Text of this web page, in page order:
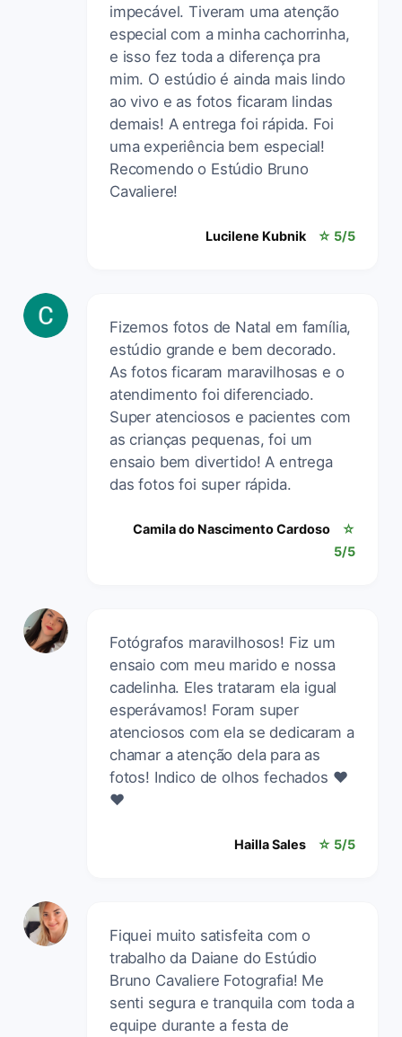
impecável. Tiveram uma atenção
especial com a minha cachorrinha,
e isso fez toda a diferença pra
mim. O estúdio é ainda mais lindo
ao vivo e as fotos ficaram lindas
demais! A entrega foi rápida. Foi
uma experiência bem especial!
Recomendo o Estúdio Bruno
Cavaliere!
Lucilene Kubnik ☆ 5/5
Fizemos fotos de Natal em família,
estúdio grande e bem decorado.
As fotos ficaram maravilhosas e o
atendimento foi diferenciado.
Super atenciosos e pacientes com
as crianças pequenas, foi um
ensaio bem divertido! A entrega
das fotos foi super rápida.
Camila do Nascimento Cardoso
☆
5/5
Fotógrafos maravilhosos! Fiz um
ensaio com meu marido e nossa
cadelinha. Eles trataram ela igual
esperávamos! Foram super
atenciosos com ela se dedicaram a
chamar a atenção dela para as
fotos! Indico de olhos fechados ❤️
❤️
Hailla Sales ☆ 5/5
Fiquei muito satisfeita com o
trabalho da Daiane do Estúdio
Bruno Cavaliere Fotografia! Me
senti segura e tranquila com toda a
equipe durante a festa de